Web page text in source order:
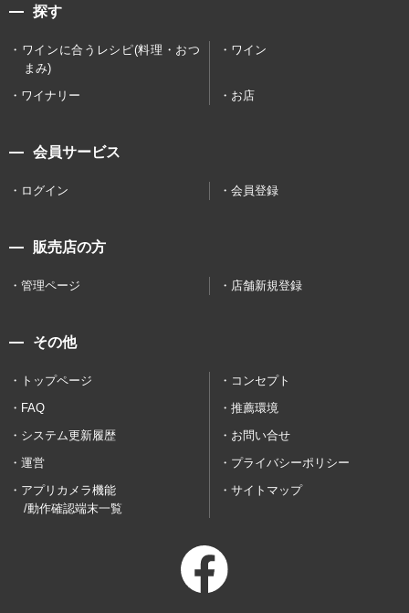
探す
ワインに合うレシピ(料理・おつ
まみ)
ワイン
ワイナリー お店
会員サービス
ログイン 会員登録
販売店の方
管理ページ 店舗新規登録
その他
トップページ
コンセプト
FAQ
推薦環境
システム更新履歴
お問い合せ
運営
プライバシーポリシー
アプリカメラ機能
/動作確認端末一覧
サイトマップ